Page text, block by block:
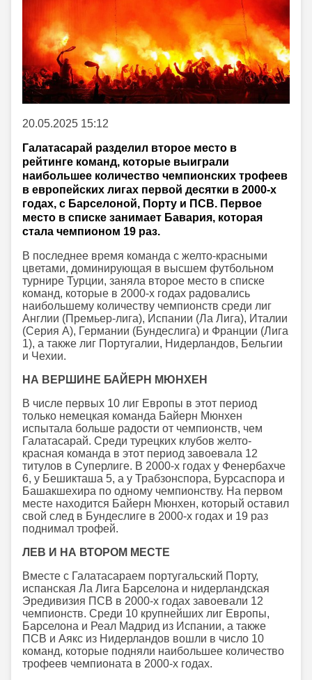
20.05.2025 15:12
Галатасарай разделил второе место в
рейтинге команд, которые выиграли
наибольшее количество чемпионских трофеев
в европейских лигах первой десятки в 2000-х
годах, с Барселоной, Порту и ПСВ. Первое
место в списке занимает Бавария, которая
стала чемпионом 19 раз.
В последнее время команда с желто-красными
цветами, доминирующая в высшем футбольном
турнире Турции, заняла второе место в списке
команд, которые в 2000-х годах радовались
наибольшему количеству чемпионств среди лиг
Англии (Премьер-лига), Испании (Ла Лига), Италии
(Серия А), Германии (Бундеслига) и Франции (Лига
1), а также лиг Португалии, Нидерландов, Бельгии
и Чехии.
НА ВЕРШИНЕ БАЙЕРН МЮНХЕН
В числе первых 10 лиг Европы в этот период
только немецкая команда Байерн Мюнхен
испытала больше радости от чемпионств, чем
Галатасарай. Среди турецких клубов желто-
красная команда в этот период завоевала 12
титулов в Суперлиге. В 2000-х годах у Фенербахче
6, у Бешикташа 5, а у Трабзонспора, Бурсаспора и
Башакшехира по одному чемпионству. На первом
месте находится Байерн Мюнхен, который оставил
свой след в Бундеслиге в 2000-х годах и 19 раз
поднимал трофей.
ЛЕВ И НА ВТОРОМ МЕСТЕ
Вместе с Галатасараем португальский Порту,
испанская Ла Лига Барселона и нидерландская
Эредивизия ПСВ в 2000-х годах завоевали 12
чемпионств. Среди 10 крупнейших лиг Европы,
Барселона и Реал Мадрид из Испании, а также
ПСВ и Аякс из Нидерландов вошли в число 10
команд, которые подняли наибольшее количество
трофеев чемпионата в 2000-х годах.